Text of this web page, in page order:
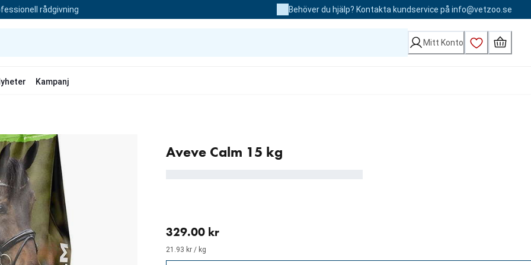
rådgivning Behöver du hjälp? Kontakta kundservice på info@vetzoo.se
Mitt Konto
Kampanj
Aveve Calm 15 kg
329.00 kr
21.93 kr / kg